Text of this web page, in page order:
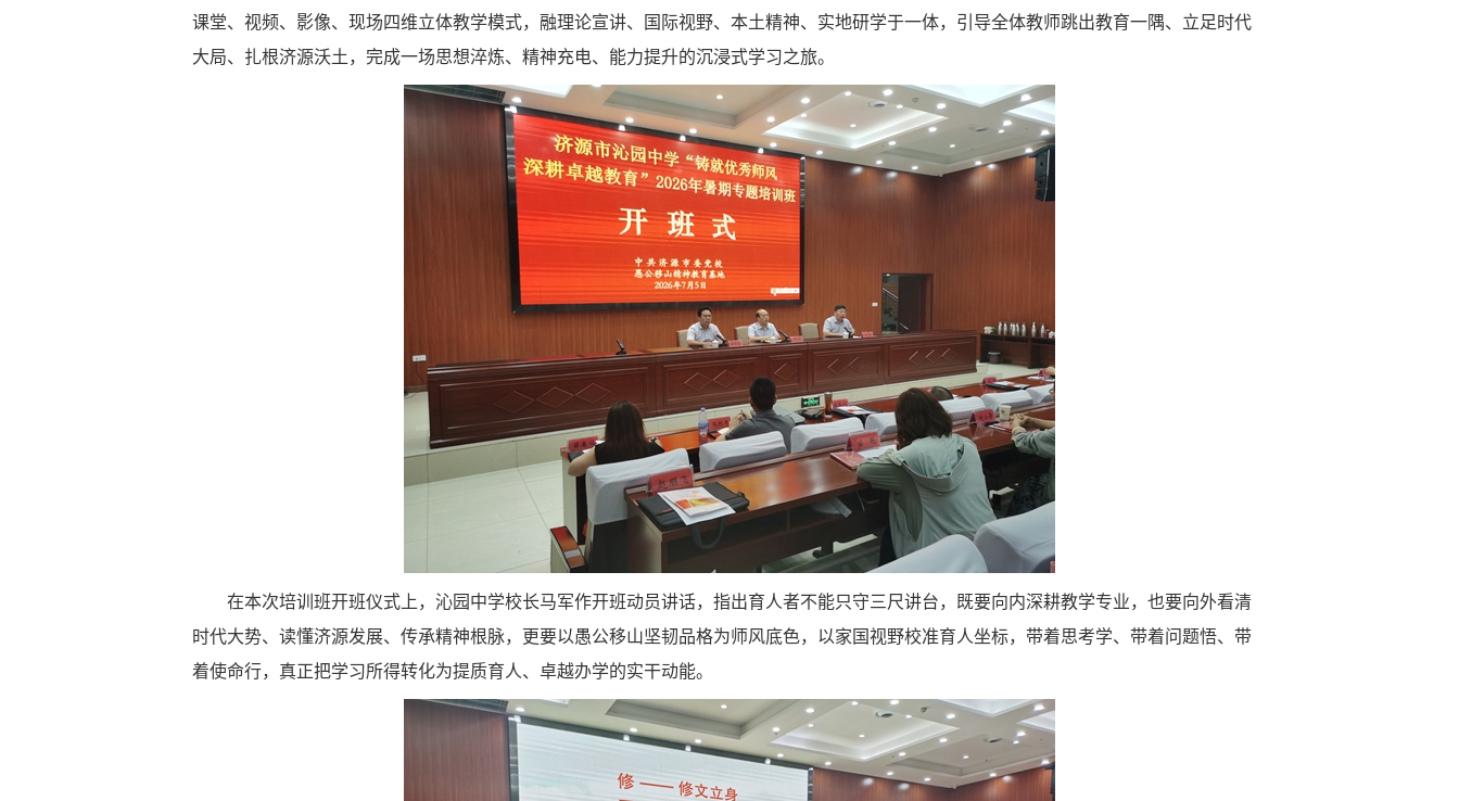
课堂、视频、影像、现场四维立体教学模式，融理论宣讲、国际视野、本土精神、实地研学于一体，引导全体教师跳出教育一隅、立足时代
大局、扎根济源沃土，完成一场思想淬炼、精神充电、能力提升的沉浸式学习之旅。
在本次培训班开班仪式上，沁园中学校长马军作开班动员讲话，指出育人者不能只守三尺讲台，既要向内深耕教学专业，也要向外看清
时代大势、读懂济源发展、传承精神根脉，更要以愚公移山坚韧品格为师风底色，以家国视野校准育人坐标，带着思考学、带着问题悟、带
着使命行，真正把学习所得转化为提质育人、卓越办学的实干动能。